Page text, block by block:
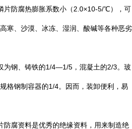
片防腐热膨胀系数小（2.0×10-5/℃），可
寒、沙漠、冰冻、湿润、酸碱等各种恶劣
为钢、铸铁的1/4—1/5 ，混凝土的2/3。玻
格钢制容器的1/4。因而，装卸便利，易
防腐资料是优秀的绝缘资料，用来制造绝